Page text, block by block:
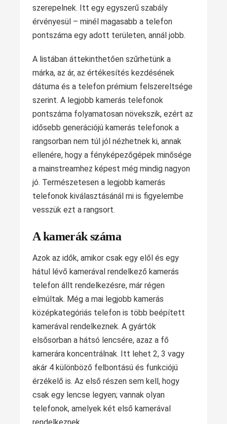
szerepelnek. Itt egy egyszerű szabály
érvényesül – minél magasabb a telefon
pontszáma egy adott területen, annál jobb.
A listában áttekinthetően szűrhetünk a
márka, az ár, az értékesítés kezdésének
dátuma és a telefon prémium felszereltsége
szerint. A legjobb kamerás telefonok
pontszáma folyamatosan növekszik, ezért az
idősebb generációjú kamerás telefonok a
rangsorban nem túl jól nézhetnek ki, annak
ellenére, hogy a fényképezőgépek minősége
a mainstreamhez képest még mindig nagyon
jó. Természetesen a legjobb kamerás
telefonok kiválasztásánál mi is figyelembe
vesszük ezt a rangsort.
A kamerák száma
Azok az idők, amikor csak egy elől és egy
hátul lévő kamerával rendelkező kamerás
telefon állt rendelkezésre, már régen
elmúltak. Még a mai legjobb kamerás
középkategóriás telefon is több beépített
kamerával rendelkeznek. A gyártók
elsősorban a hátsó lencsére, azaz a fő
kamerára koncentrálnak. Itt lehet 2, 3 vagy
akár 4 különböző felbontású és funkciójú
érzékelő is. Az első részen sem kell, hogy
csak egy lencse legyen; vannak olyan
telefonok, amelyek két első kamerával